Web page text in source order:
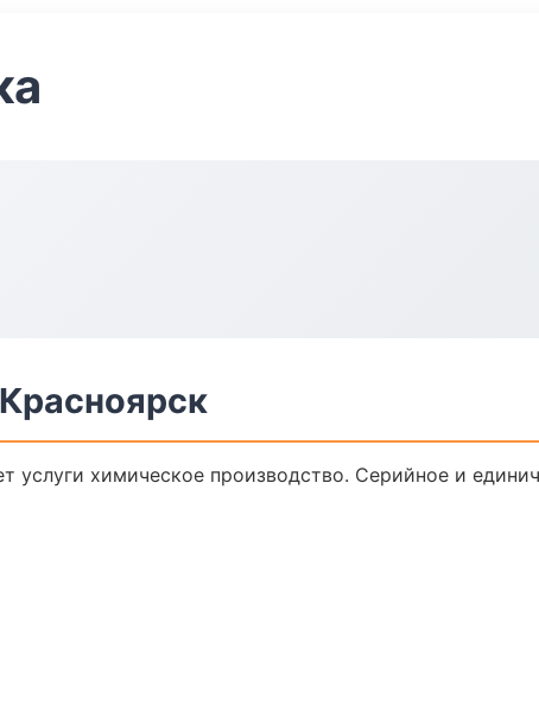
услуги химическое производство. Серийное и